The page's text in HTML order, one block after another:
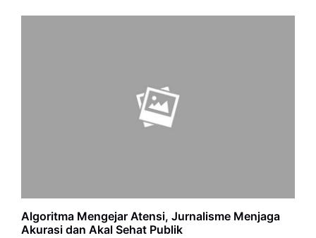
Algoritma Mengejar Atensi, Jurnalisme Menjaga
Akurasi dan Akal Sehat Publik